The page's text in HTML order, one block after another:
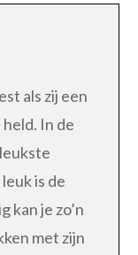
als zij een
In de
is de
je zo’n
met zijn